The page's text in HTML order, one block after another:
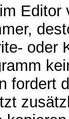
oder
fordert